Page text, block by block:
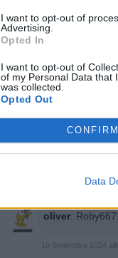
I want to opt-out of
Advertising.
Opted In
I want to opt-out of
of my Personal Data that
was collected.
Opted Out
CONFIRM
Data
nanovolante:
Roby6671:
ulteriori danni ..
17 Settembre 2024
oliver:
19 Settembre 2024